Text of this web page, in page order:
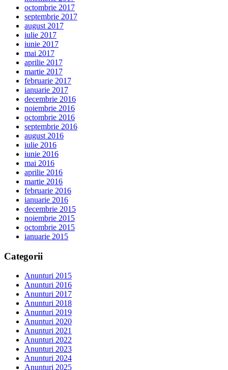
octombrie 2017
septembrie 2017
august 2017
iulie 2017
iunie 2017
mai 2017
aprilie 2017
martie 2017
februarie 2017
ianuarie 2017
decembrie 2016
noiembrie 2016
octombrie 2016
septembrie 2016
august 2016
iulie 2016
iunie 2016
mai 2016
aprilie 2016
martie 2016
februarie 2016
ianuarie 2016
decembrie 2015
noiembrie 2015
octombrie 2015
ianuarie 2015
Categorii
Anunturi 2015
Anunturi 2016
Anunturi 2017
Anunturi 2018
Anunturi 2019
Anunturi 2020
Anunturi 2021
Anunturi 2022
Anunturi 2023
Anunturi 2024
Anunturi 2025